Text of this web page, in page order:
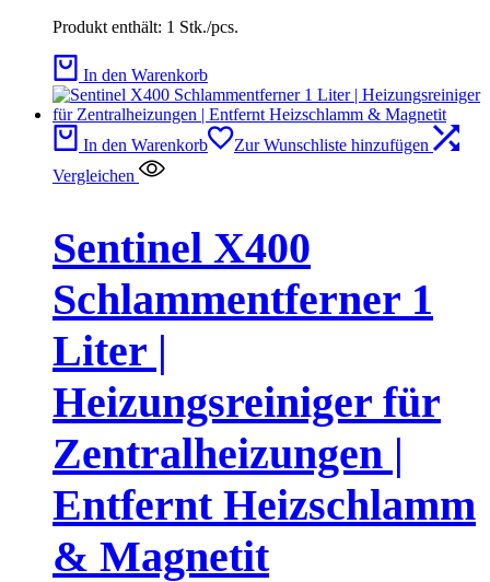
Produkt enthält: 1 Stk./pcs.
In den Warenkorb
In den Warenkorb
Zur Wunschliste hinzufügen
Vergleichen
Sentinel X400
Schlammentferner 1
Liter |
Heizungsreiniger für
Zentralheizungen |
Entfernt Heizschlamm
& Magnetit